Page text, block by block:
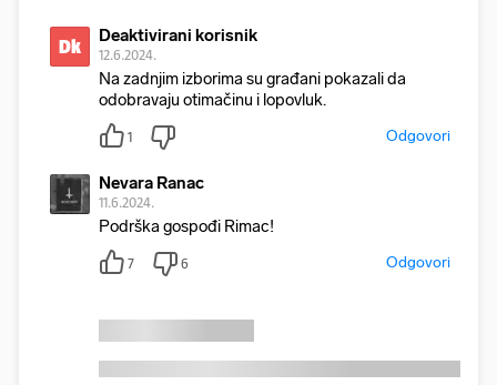
Dk Deaktivirani korisnik
12.6.2024.
Na zadnjim izborima su građani pokazali da
odobravaju otimačinu i lopovluk.
1 Odgovori
Nevara Ranac
11.6.2024.
Podrška gospođi Rimac!
7 6 Odgovori